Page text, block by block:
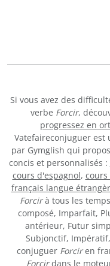
Si vous avez des
verbe Forcir,
progressez en
Vatefaireconjuguer
par Gymglish qui
concis et personnalisés :
cours d'espagnol,
français langue
Forcirà tous les
composé, Imparfait,
antérieur, Futur
Subjonctif,
conjuguer Forciren
Forcirdans le